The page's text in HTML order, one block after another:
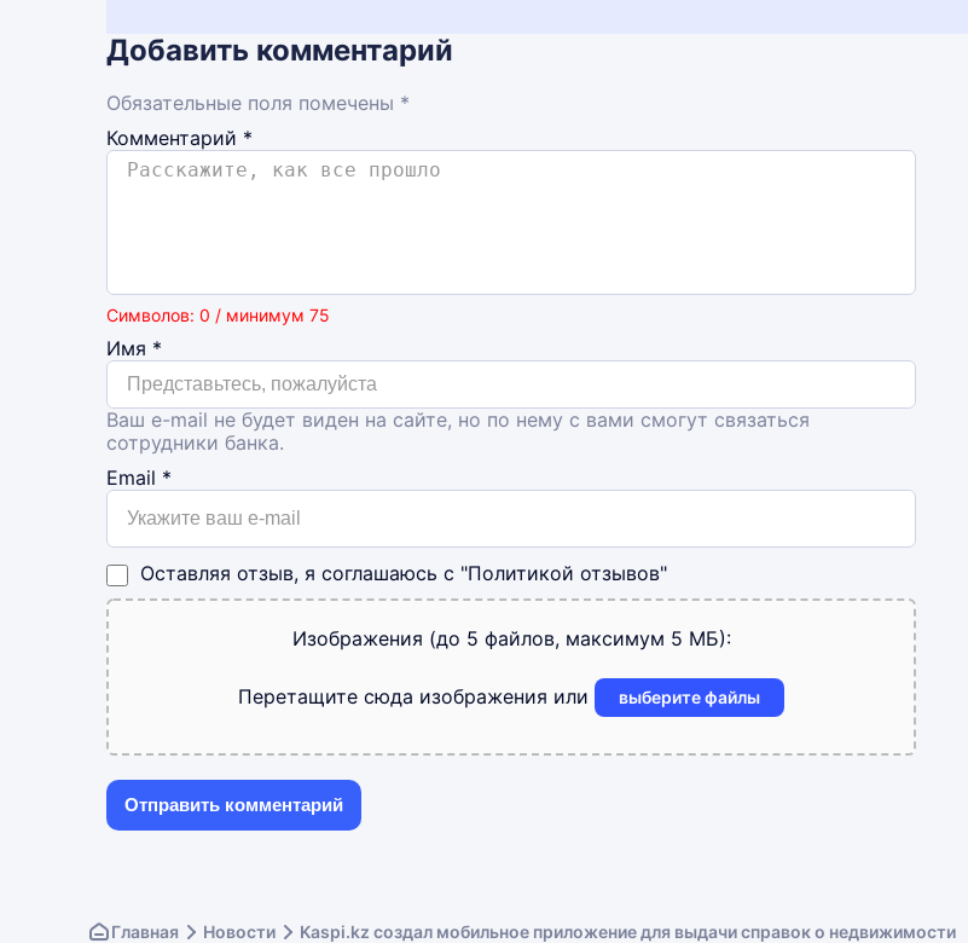
Добавить комментарий
Обязательные поля помечены *
Комментарий *
Символов: 0 / минимум 75
Имя *
Ваш e-mail не будет виден на сайте, но по нему с вами смогут связаться
сотрудники банка.
Email *
Оставляя отзыв, я соглашаюсь с "Политикой отзывов"
Изображения (до 5 файлов, максимум 5 МБ):
Перетащите сюда изображения или выберите файлы
Главная Новости Kaspi.kz создал мобильное приложение для выдачи справок о недвижимости